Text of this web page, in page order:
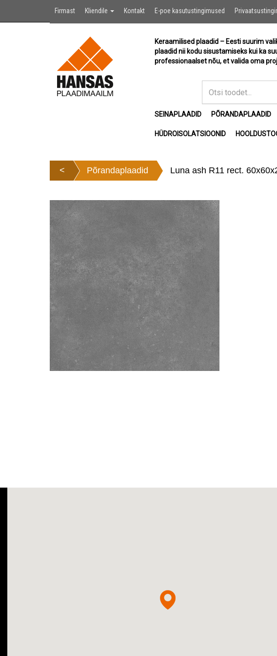
Firmast Kliendile Kontakt E-poe kasutustingimused
Keraamilised plaadid – Eesti suurim
plaadid nii kodu sisustamiseks kui ka
professionaalset nõu, et valida oma
SEINAPLAADID PÕRANDAPLAADID
HÜDROISOLATSIOONID
< Põrandaplaadid Luna ash R11 rect.